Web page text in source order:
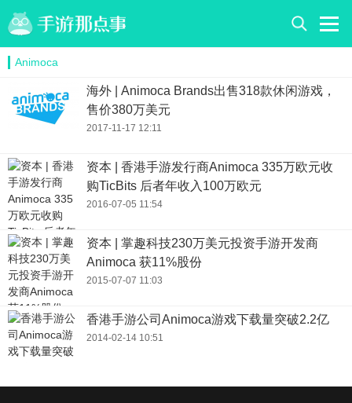
Animoca
海外 | Animoca Brands出售318款休闲游戏，
售价380万美元
2017-11-17 12:11
资本 | 香港手游发行商Animoca 335万欧元收
购TicBits 后者年收入100万欧元
2016-07-05 11:54
资本 | 掌趣科技230万美元投资手游开发商
Animoca 获11%股份
2015-07-07 11:03
香港手游公司Animoca游戏下载量突破2.2亿
2014-02-14 10:51